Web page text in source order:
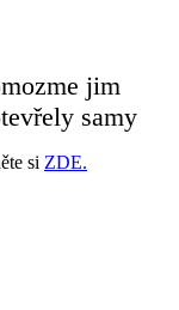
jim
samy
si ZDE.